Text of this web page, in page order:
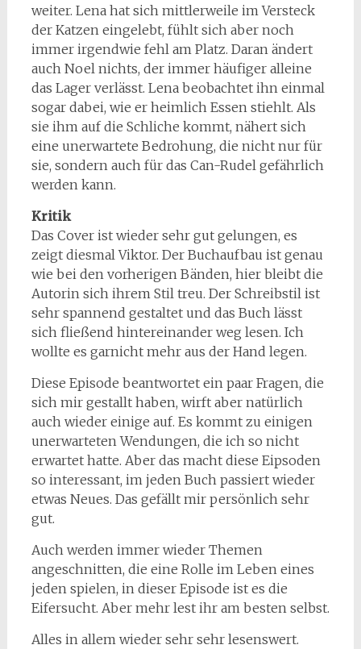
weiter. Lena hat sich mittlerweile im Versteck
der Katzen eingelebt, fühlt sich aber noch
immer irgendwie fehl am Platz. Daran ändert
auch Noel nichts, der immer häufiger alleine
das Lager verlässt. Lena beobachtet ihn einmal
sogar dabei, wie er heimlich Essen stiehlt. Als
sie ihm auf die Schliche kommt, nähert sich
eine unerwartete Bedrohung, die nicht nur für
sie, sondern auch für das Can-Rudel gefährlich
werden kann.
Kritik
Das Cover ist wieder sehr gut gelungen, es
zeigt diesmal Viktor. Der Buchaufbau ist genau
wie bei den vorherigen Bänden, hier bleibt die
Autorin sich ihrem Stil treu. Der Schreibstil ist
sehr spannend gestaltet und das Buch lässt
sich fließend hintereinander weg lesen. Ich
wollte es garnicht mehr aus der Hand legen.
Diese Episode beantwortet ein paar Fragen, die
sich mir gestallt haben, wirft aber natürlich
auch wieder einige auf. Es kommt zu einigen
unerwarteten Wendungen, die ich so nicht
erwartet hatte. Aber das macht diese Eipsoden
so interessant, im jeden Buch passiert wieder
etwas Neues. Das gefällt mir persönlich sehr
gut.
Auch werden immer wieder Themen
angeschnitten, die eine Rolle im Leben eines
jeden spielen, in dieser Episode ist es die
Eifersucht. Aber mehr lest ihr am besten selbst.
Alles in allem wieder sehr sehr lesenswert.